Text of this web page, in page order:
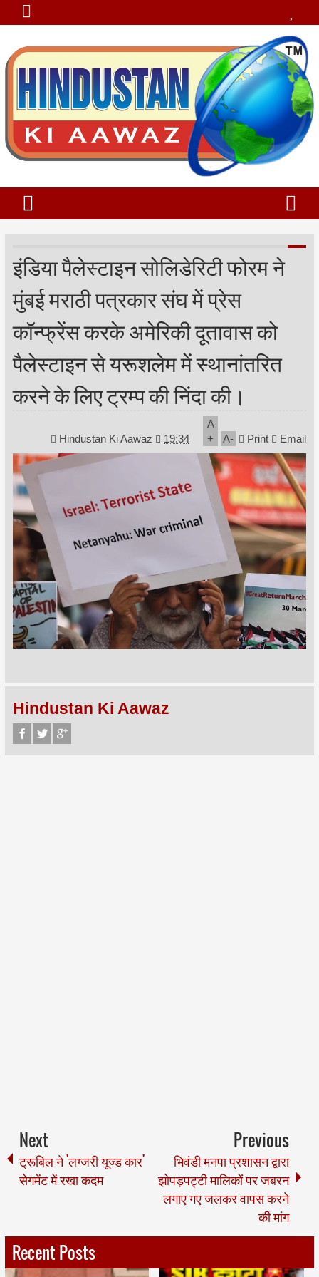
इंडिया पैलेस्टाइन सोलिडेरिटी फोरम ने
मुंबई मराठी पत्रकार संघ में प्रेस
कॉन्फ्रेंस करके अमेरिकी दूतावास को
पैलेस्टाइन से यरूशलेम में स्थानांतरित
करने के लिए ट्रम्प की निंदा की।
Hindustan Ki Aawaz 19:34
A
+
A- Print Email
Hindustan Ki Aawaz
Next
ट्रूबिल ने 'लग्जरी यूज्ड कार'
सेगमेंट में रखा कदम
Previous
भिवंडी मनपा प्रशासन द्वारा
झोपड़पट्टी मालिकों पर जबरन
लगाए गए जलकर वापस करने
की मांग
Recent Posts